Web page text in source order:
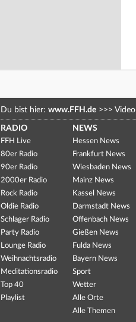
Du bist hier: www.FFH.de >>> Video
RADIO
FFH Live
80er Radio
90er Radio
2000er Radio
Rock Radio
Oldie Radio
Schlager Radio
Party Radio
Lounge Radio
Weihnachtsradio
Meditationsradio
Top 40
Playlist
NEWS
Hessen News
Frankfurt News
Wiesbaden News
Mainz News
Kassel News
Darmstadt News
Offenbach News
Gießen News
Fulda News
Bayern News
Sport
Wetter
Alle Orte
Alle Themen